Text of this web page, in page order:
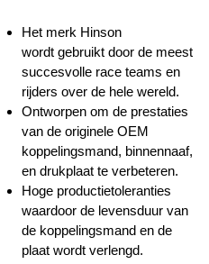
Het merk Hinson
wordt gebruikt door de meest
succesvolle race teams en
rijders over de hele wereld.
Ontworpen om de prestaties
van de originele OEM
koppelingsmand, binnennaaf,
en drukplaat te verbeteren.
Hoge productietoleranties
waardoor de levensduur van
de koppelingsmand en de
plaat wordt verlengd.